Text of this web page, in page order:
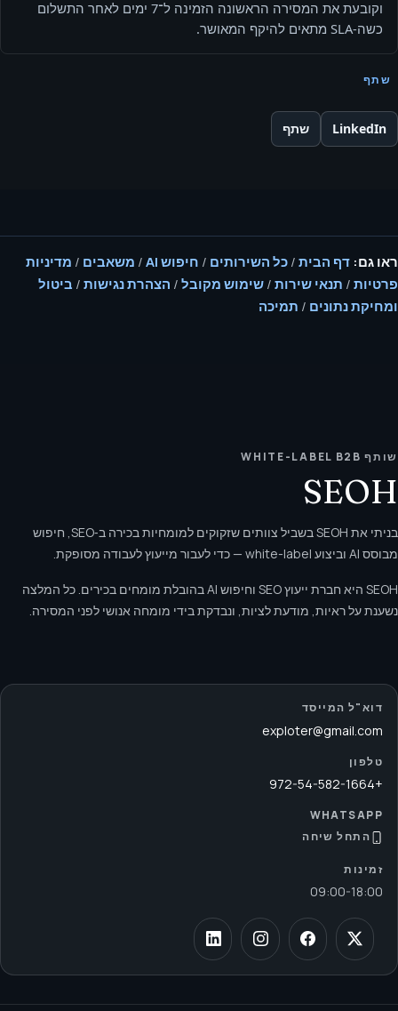
וקובעת את המסירה הראשונה הזמינה ל־7 ימים לאחר התשלום
כשה-SLA מתאים להיקף המאושר.
שתף
LinkedIn שתף
ראו גם: דף הבית / כל השירותים / חיפוש AI / משאבים / מדיניות
פרטיות / תנאי שירות / שימוש מקובל / הצהרת נגישות / ביטול
ומחיקת נתונים / תמיכה
שותף WHITE-LABEL B2B
SEOH
בניתי את SEOH בשביל צוותים שזקוקים למומחיות בכירה ב‑SEO, חיפוש
מבוסס AI וביצוע white-label — כדי לעבור מייעוץ לעבודה מסופקת.
SEOH היא חברת ייעוץ SEO וחיפוש AI בהובלת מומחים בכירים. כל המלצה
נשענת על ראיות, מודעת לציות, ונבדקת בידי מומחה אנושי לפני המסירה.
דוא"ל המייסד
exploter@gmail.com
טלפון
+972-54-582-1664
WHATSAPP
התחל שיחה
זמינות
09:00-18:00